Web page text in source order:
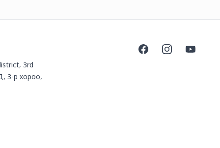
3rd
3-р хороо,
FacebookInstagramYouTube